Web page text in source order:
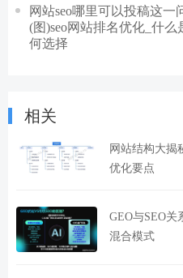
网站seo哪里可以投稿这
(图)seo网站排名优化_什么
何选择
相关
网站结构大揭
优化要点
GEO与SEO关
混合模式